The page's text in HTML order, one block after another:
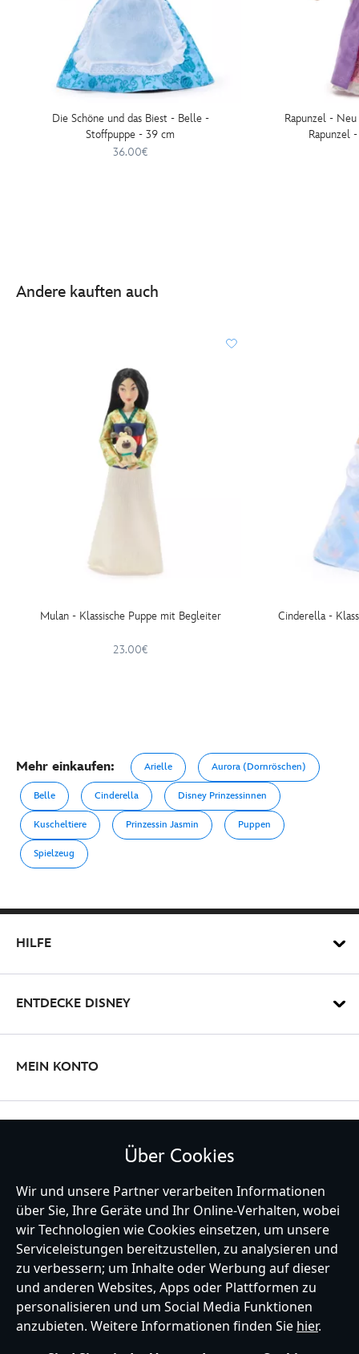
Die Schöne und das Biest - Belle -
Stoffpuppe - 39 cm
36.00€
Rapunzel -
Rapunzel
Andere kauften auch
Mulan - Klassische Puppe mit Begleiter
23.00€
Cinderella -
Mehr einkaufen: Arielle Aurora (Dornröschen)
Belle Cinderella Disney Prinzessinnen
Kuscheltiere Prinzessin Jasmin Puppen
Spielzeug
HILFE
ENTDECKE DISNEY
MEIN KONTO
Germany
Hilfe Nutzungsbedingungen Datenschutzerklärung
Site Map
Richtlinien für Cookies
EU Datenschutzhinweis
Impressum
Allgemeine Verkaufsbedingungen
Über Cookies
Wir und unsere Partner verarbeiten Informationen
über Sie, Ihre Geräte und Ihr Online-Verhalten, wobei
wir Technologien wie Cookies einsetzen, um unsere
Serviceleistungen bereitzustellen, zu analysieren und
zu verbessern; um Inhalte oder Werbung auf dieser
und anderen Websites, Apps oder Plattformen zu
personalisieren und um Social Media Funktionen
anzubieten. Weitere Informationen finden Sie hier.